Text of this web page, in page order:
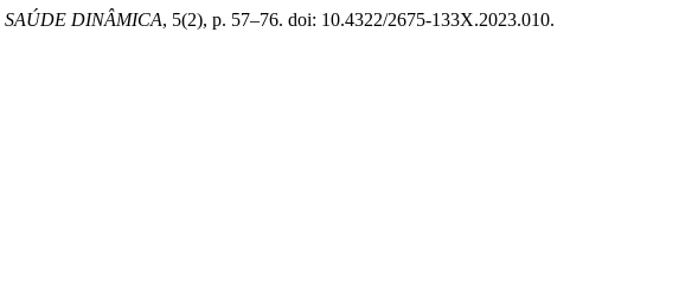
SAÚDE DINÂMICA, 5(2), p. 57–76. doi: 10.4322/2675-133X.2023.010.